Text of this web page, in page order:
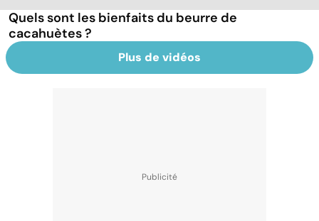
Quels sont les bienfaits du beurre de
cacahuètes ?
Plus de vidéos